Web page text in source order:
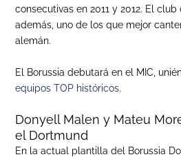
consecutivas en 2011 y 2012. El
además, uno de los que mejor
alemán.
El Borussia debutará en el MIC,
equipos TOP históricos.
Donyell Malen y Mateu
el Dortmund
En la actual plantilla del Borussia